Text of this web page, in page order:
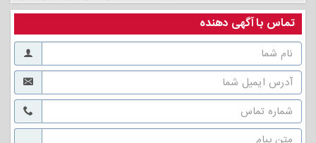
تماس با آگهی دهنده